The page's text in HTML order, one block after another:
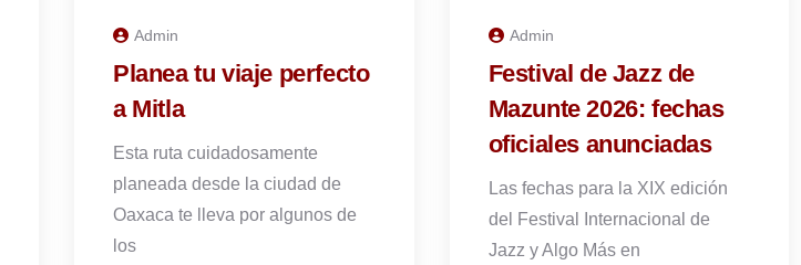
Admin
Planea tu viaje perfecto
a Mitla
Esta ruta cuidadosamente
planeada desde la ciudad de
Oaxaca te lleva por algunos de
los
Admin
Festival de Jazz de
Mazunte 2026: fechas
oficiales anunciadas
Las fechas para la XIX edición
del Festival Internacional de
Jazz y Algo Más en